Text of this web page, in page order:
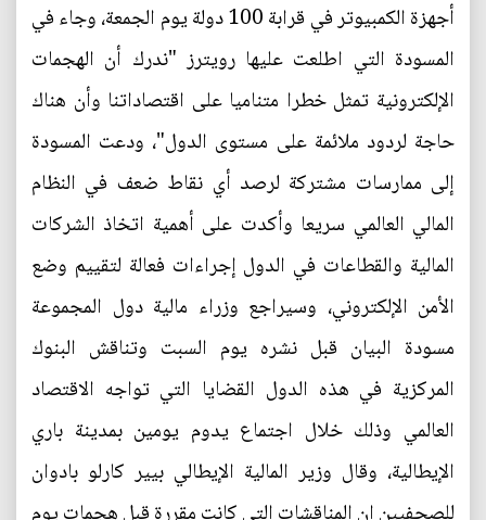
أجهزة الكمبيوتر في قرابة 100 دولة يوم الجمعة، وجاء في
المسودة التي اطلعت عليها رويترز "ندرك أن الهجمات
الإلكترونية تمثل خطرا متناميا على اقتصاداتنا وأن هناك
حاجة لردود ملائمة على مستوى الدول"، ودعت المسودة
إلى ممارسات مشتركة لرصد أي نقاط ضعف في النظام
المالي العالمي سريعا وأكدت على أهمية اتخاذ الشركات
المالية والقطاعات في الدول إجراءات فعالة لتقييم وضع
الأمن الإلكتروني، وسيراجع وزراء مالية دول المجموعة
مسودة البيان قبل نشره يوم السبت وتناقش البنوك
المركزية في هذه الدول القضايا التي تواجه الاقتصاد
العالمي وذلك خلال اجتماع يدوم يومين بمدينة باري
الإيطالية، وقال وزير المالية الإيطالي بيير كارلو بادوان